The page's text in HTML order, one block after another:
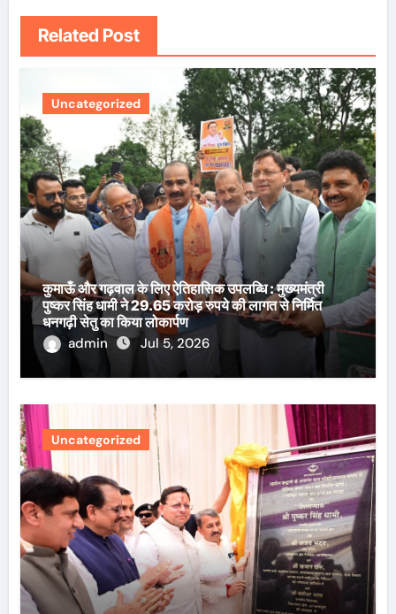
Related Post
Uncategorized
कुमाऊँ और गढ़वाल के लिए ऐतिहासिक उपलब्धि : मुख्यमंत्री
पुष्कर सिंह धामी ने 29.65 करोड़ रुपये की लागत से निर्मित
धनगढ़ी सेतु का किया लोकार्पण
admin
Jul 5, 2026
Uncategorized